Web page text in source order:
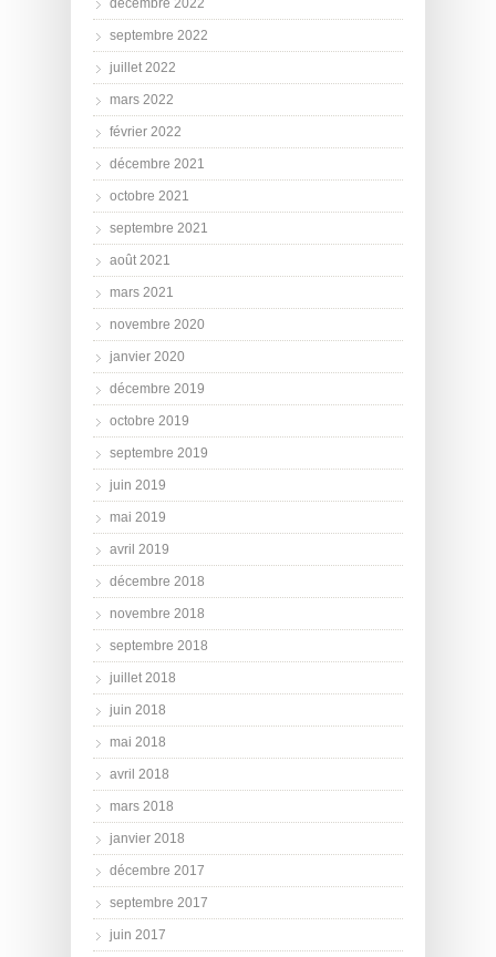
décembre 2022
septembre 2022
juillet 2022
mars 2022
février 2022
décembre 2021
octobre 2021
septembre 2021
août 2021
mars 2021
novembre 2020
janvier 2020
décembre 2019
octobre 2019
septembre 2019
juin 2019
mai 2019
avril 2019
décembre 2018
novembre 2018
septembre 2018
juillet 2018
juin 2018
mai 2018
avril 2018
mars 2018
janvier 2018
décembre 2017
septembre 2017
juin 2017